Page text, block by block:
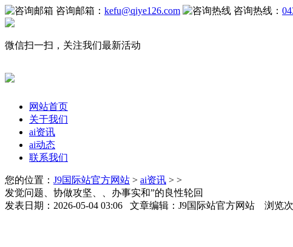
咨询邮箱： kefu@qiye126.com 咨询热线：
微信扫一扫，关注我们最新活动
网站首页
关于我们
ai资讯
ai动态
联系我们
您的位置： J9国际站官方网站 > ai资讯 > >
发觉问题、协做攻坚、、办事实和”的良性轮回
发表日期：2026-05-04 03:06 文章编辑：J9国际站官方网站 浏览